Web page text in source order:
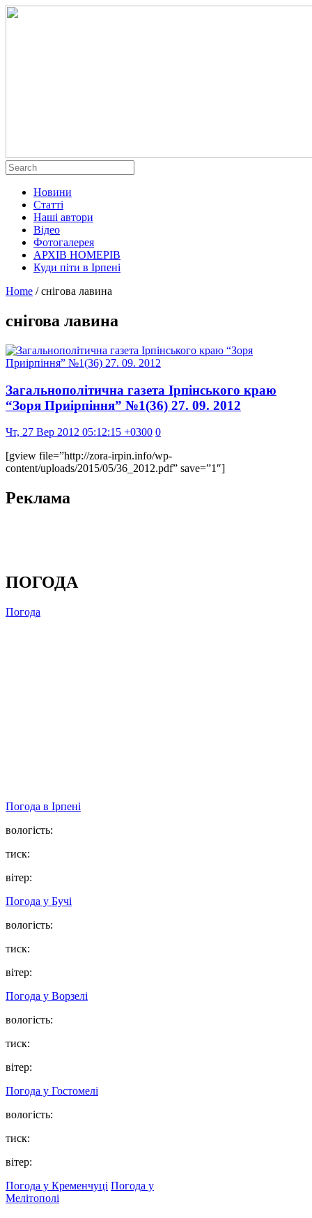
Новини
Статті
Наші автори
Відео
Фотогалерея
АРХІВ НОМЕРІВ
Куди піти в Ірпені
Home / снігова лавина
снігова лавина
Загальнополітична газета Ірпінського краю
“Зоря Приірпіння” №1(36) 27. 09. 2012
Чт, 27 Вер 2012 05:12:15 +0300 0
[gview file=”http://zora-irpin.info/wp-
content/uploads/2015/05/36_2012.pdf” save=”1″]
Реклама
ПОГОДА
Погода
Погода в Ірпені
вологість:
тиск:
вітер:
Погода у Бучі
вологість:
тиск:
вітер:
Погода у Ворзелі
вологість:
тиск:
вітер:
Погода у Гостомелі
вологість:
тиск:
вітер:
Погода у Кременчуці Погода у
Мелітополі